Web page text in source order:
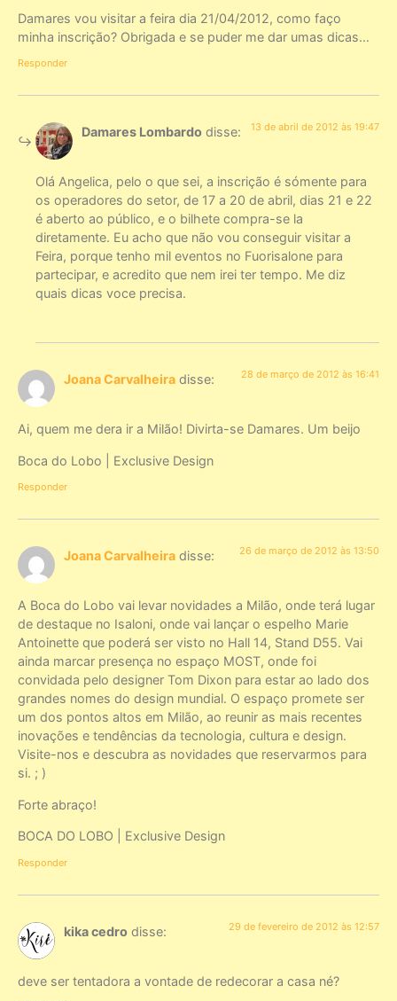
Damares vou visitar a feira dia 21/04/2012, como faço
minha inscrição? Obrigada e se puder me dar umas dicas…
Responder
Damares Lombardo disse: 13 de abril de 2012 às 19:47
Olá Angelica, pelo o que sei, a inscrição é sómente para
os operadores do setor, de 17 a 20 de abril, dias 21 e 22
é aberto ao público, e o bilhete compra-se la
diretamente. Eu acho que não vou conseguir visitar a
Feira, porque tenho mil eventos no Fuorisalone para
partecipar, e acredito que nem irei ter tempo. Me diz
quais dicas voce precisa.
Joana Carvalheira disse: 28 de março de 2012 às 16:41
Ai, quem me dera ir a Milão! Divirta-se Damares. Um beijo
Boca do Lobo | Exclusive Design
Responder
Joana Carvalheira disse: 26 de março de 2012 às 13:50
A Boca do Lobo vai levar novidades a Milão, onde terá lugar
de destaque no Isaloni, onde vai lançar o espelho Marie
Antoinette que poderá ser visto no Hall 14, Stand D55. Vai
ainda marcar presença no espaço MOST, onde foi
convidada pelo designer Tom Dixon para estar ao lado dos
grandes nomes do design mundial. O espaço promete ser
um dos pontos altos em Milão, ao reunir as mais recentes
inovações e tendências da tecnologia, cultura e design.
Visite-nos e descubra as novidades que reservarmos para
si. ; )
Forte abraço!
BOCA DO LOBO | Exclusive Design
Responder
kika cedro disse: 29 de fevereiro de 2012 às 12:57
deve ser tentadora a vontade de redecorar a casa né?